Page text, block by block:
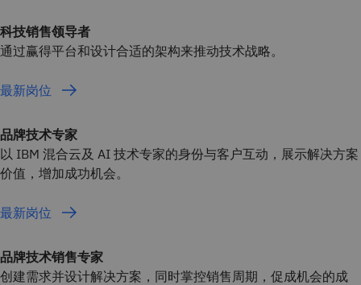
科技销售领导者
通过赢得平台和设计合适的架构来推动技术战略。
最新岗位
品牌技术专家
以 IBM 混合云及 AI 技术专家的身份与客户互动，展示解决方案
价值，增加成功机会。
最新岗位
品牌技术销售专家
创建需求并设计解决方案，同时掌控销售周期，促成机会的成